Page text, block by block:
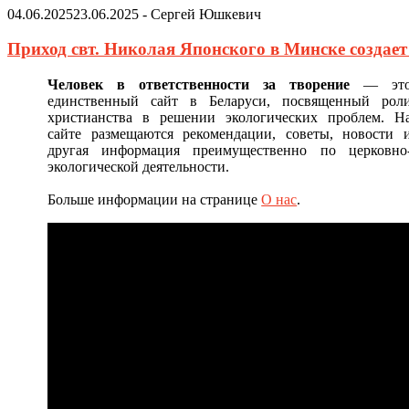
04.06.202523.06.2025 - Сергей Юшкевич
Приход свт. Николая Японского в Минске
Человек в ответственности за творение—
единственный сайт в Беларуси, посвященный
христианства в решении экологических проблем.
сайте размещаются рекомендации, советы, новости
другая информация преимущественно по
экологической деятельности.
Больше информации на страницеО нас.